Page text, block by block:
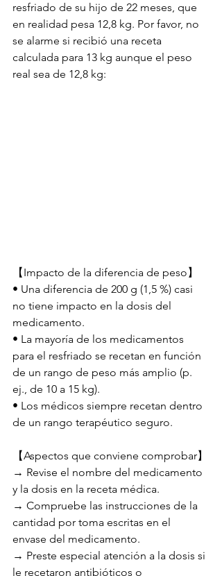
resfriado de su hijo de 22 meses, que
en realidad pesa 12,8 kg. Por favor, no
se alarme si recibió una receta
calculada para 13 kg aunque el peso
real sea de 12,8 kg:
【Impacto de la diferencia de peso】
• Una diferencia de 200 g (1,5 %) casi
no tiene impacto en la dosis del
medicamento.
• La mayoría de los medicamentos
para el resfriado se recetan en función
de un rango de peso más amplio (p.
ej., de 10 a 15 kg).
• Los médicos siempre recetan dentro
de un rango terapéutico seguro.
【Aspectos que conviene comprobar】
→ Revise el nombre del medicamento
y la dosis en la receta médica.
→ Compruebe las instrucciones de la
cantidad por toma escritas en el
envase del medicamento.
→ Preste especial atención a la dosis si
le recetaron antibióticos o